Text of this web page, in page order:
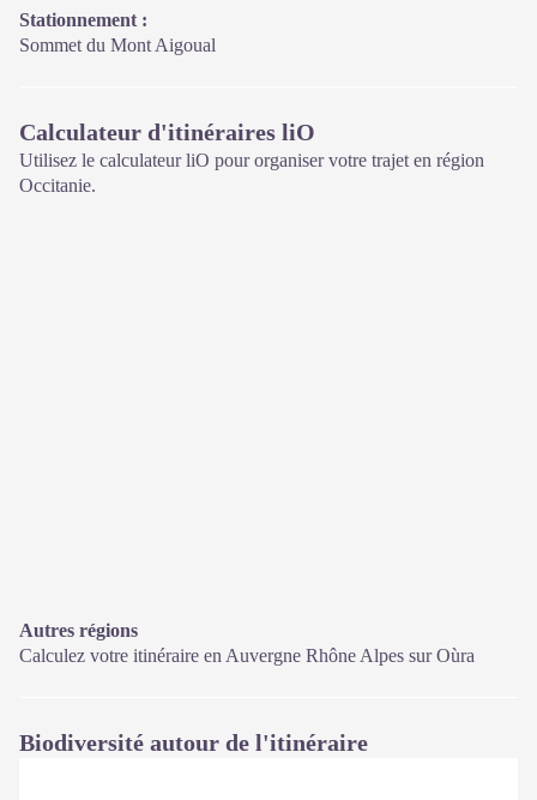
Stationnement :
Sommet du Mont Aigoual
Calculateur d'itinéraires liO
Utilisez le calculateur liO pour organiser votre trajet en région
Occitanie.
Autres régions
Calculez votre itinéraire en Auvergne Rhône Alpes surOùra
Biodiversité autour de l'itinéraire